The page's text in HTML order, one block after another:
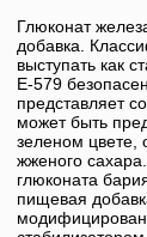
Глюконат
добавка.
выступать как
Е-579
представляет
может быть
зеленом цвете,
жженого сахара.
глюконата
пищевая